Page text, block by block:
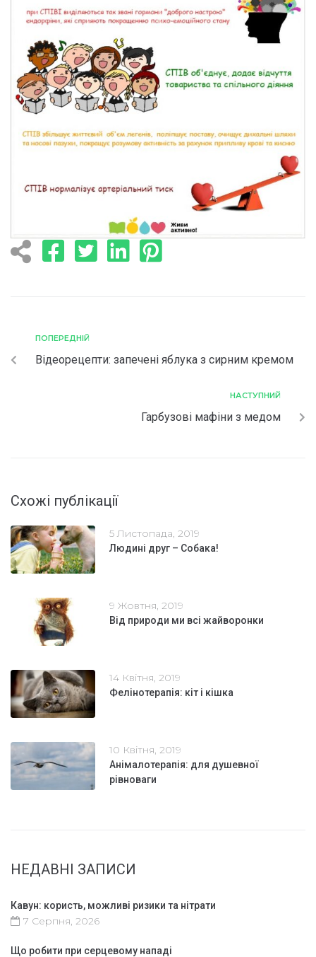
ПОПЕРЕДНІЙ
Відеорецепти: запечені яблука з сирним кремом
НАСТУПНИЙ
Гарбузові мафіни з медом
Схожі публікації
5 Листопада, 2019
Людині друг – Собака!
9 Жовтня, 2019
Від природи ми всі жайворонки
14 Квітня, 2019
Фелінотерапія: кіт і кішка
10 Квітня, 2019
Анімалотерапія: для душевної
рівноваги
НЕДАВНІ ЗАПИСИ
Кавун: користь, можливі ризики та нітрати
7 Серпня, 2026
Що робити при серцевому нападі